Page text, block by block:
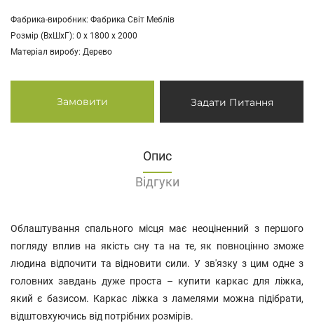
Фабрика-виробник: Фабрика Світ Меблів
Розмір (ВхШхГ): 0 х 1800 х 2000
Матеріал виробу: Дерево
Замовити Задати Питання
Опис
Відгуки
Облаштування спального місця має неоціненний з першого
погляду вплив на якість сну та на те, як повноцінно зможе
людина відпочити та відновити сили. У зв'язку з цим одне з
головних завдань дуже проста – купити каркас для ліжка,
який є базисом. Каркас ліжка з ламелями можна підібрати,
відштовхуючись від потрібних розмірів.